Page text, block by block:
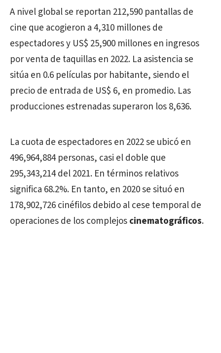
A nivel global se reportan 212,590 pantallas de
cine que acogieron a 4,310 millones de
espectadores y US$ 25,900 millones en ingresos
por venta de taquillas en 2022. La asistencia se
sitúa en 0.6 películas por habitante, siendo el
precio de entrada de US$ 6, en promedio. Las
producciones estrenadas superaron los 8,636.
La cuota de espectadores en 2022 se ubicó en
496,964,884 personas, casi el doble que
295,343,214 del 2021. En términos relativos
significa 68.2%. En tanto, en 2020 se situó en
178,902,726 cinéfilos debido al cese temporal de
operaciones de los complejoscinematográficos.